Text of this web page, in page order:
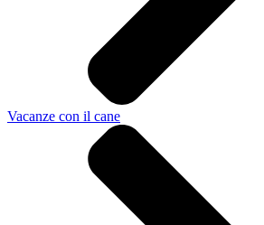
Vacanze con il cane